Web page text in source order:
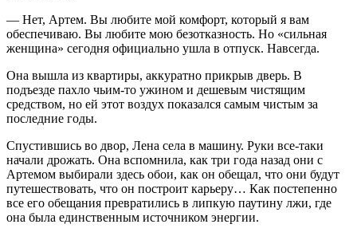
— Нет, Артем. Вы любите мой комфорт, который я вам
обеспечиваю. Вы любите мою безотказность. Но «сильная
женщина» сегодня официально ушла в отпуск. Навсегда.
Она вышла из квартиры, аккуратно прикрыв дверь. В
подъезде пахло чьим-то ужином и дешевым чистящим
средством, но ей этот воздух показался самым чистым за
последние годы.
Спустившись во двор, Лена села в машину. Руки все-таки
начали дрожать. Она вспомнила, как три года назад они с
Артемом выбирали здесь обои, как он обещал, что они будут
путешествовать, что он построит карьеру… Как постепенно
все его обещания превратились в липкую паутину лжи, где
она была единственным источником энергии.